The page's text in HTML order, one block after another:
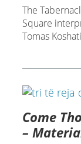
The
Square
Tomas
Come
–